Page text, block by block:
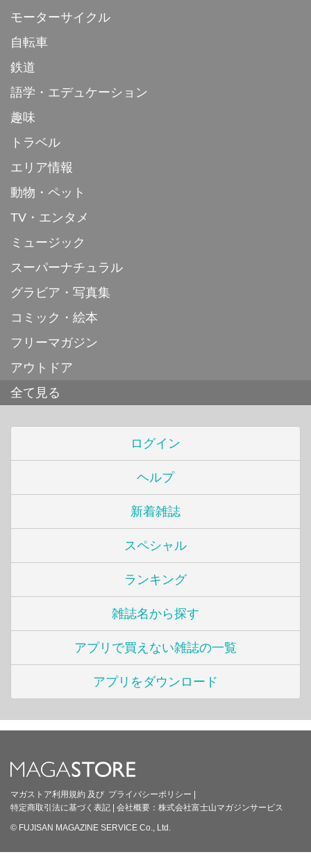
モーターサイクル
自転車
鉄道
語学・エデュケーション
趣味
トラベル
エリア情報
動物・ペット
TV・エンタメ
ミュージック
スーパーナチュラル
グラビア・写真集
コミック・絵本
フリーマガジン
アウトドア
全て見る
ログイン
ヘルプ
新着雑誌
スペシャル
ランキング
雑誌名から探す
アプリで買えない雑誌の一覧
アプリをダウンロード
マガストア利用規約 及び プライバシーポリシー
特定商取引法に基づく表記
会社概要： 株式会社富士山マガジンサービス
© FUJISAN MAGAZINE SERVICE Co., Ltd.